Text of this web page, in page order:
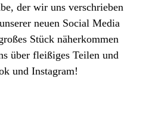
der wir uns verschrieben
neuen Social Media
Stück näherkommen
über fleißiges Teilen und
und Instagram!